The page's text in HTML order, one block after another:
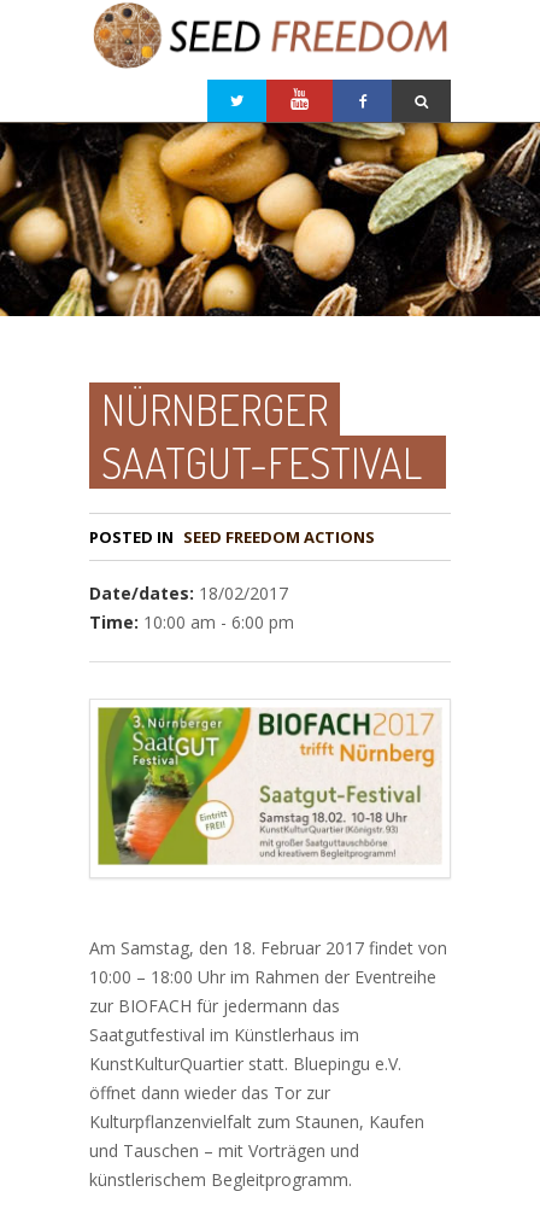
NÜRNBERGER
SAATGUT-FESTIVAL
POSTED IN
Date/dates: 18/02/2017
Time: 10:00 am - 6:00 pm
Am Samstag, den 18. Februar 2017 findet von
10:00 – 18:00 Uhr im Rahmen der Eventreihe
zur BIOFACH für jedermann das
Saatgutfestival im Künstlerhaus im
KunstKulturQuartier statt. Bluepingu e.V.
öffnet dann wieder das Tor zur
Kulturpflanzenvielfalt zum Staunen, Kaufen
und Tauschen – mit Vorträgen und
künstlerischem Begleitprogramm.